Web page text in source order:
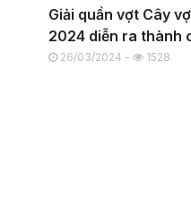
Giải quần vợt Cây
2024 diễn ra thành
26/03/2024 - 1528